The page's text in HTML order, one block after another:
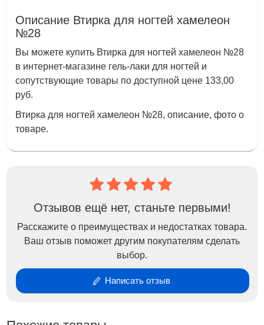
Описание Втирка для ногтей хамелеон
№28
Вы можете купить Втирка для ногтей хамелеон №28
в интернет-магазине гель-лаки для ногтей и
сопутствующие товары по доступной цене 133,00
руб.
Втирка для ногтей хамелеон №28, описание, фото о
товаре.
Отзывов ещё нет, станьте первыми!
Расскажите о преимуществах и недостатках товара.
Ваш отзыв поможет другим покупателям сделать
выбор.
Написать отзыв